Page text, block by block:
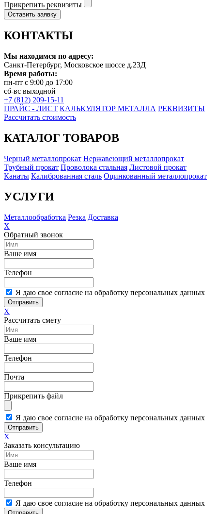
Прикрепить реквизиты
Оставить заявку
КОНТАКТЫ
Мы находимся по адресу:
Санкт-Петербург, Московское шоссе д.23Д
Время работы:
пн-пт с 9:00 до 17:00
сб-вс выходной
+7 (812) 209-15-11
ПРАЙС - ЛИСТ КАЛЬКУЛЯТОР МЕТАЛЛА РЕКВИЗИТЫ
Рассчитать стоимость
КАТАЛОГ ТОВАРОВ
Черный металлопрокат Нержавеющий металлопрокат
Трубный прокат Проволока стальная Листовой прокат
Канаты Калиброванная сталь Оцинкованный металлопрокат
УСЛУГИ
Металлообработка Резка Доставка
X
Обратный звонок
Ваше имя
Телефон
Я даю свое согласие на обработку персональных данных
Отправить
X
Рассчитать смету
Ваше имя
Телефон
Почта
Прикрепить файл
Я даю свое согласие на обработку персональных данных
Отправить
X
Заказать консультацию
Ваше имя
Телефон
Я даю свое согласие на обработку персональных данных